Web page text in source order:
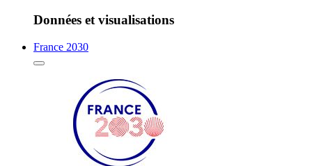
Données et visualisations
France 2030